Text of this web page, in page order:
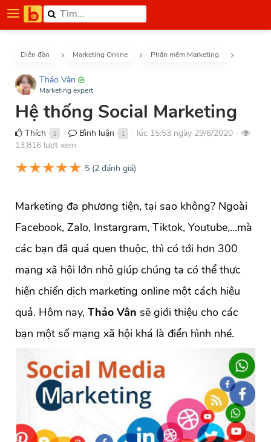
Diễn đàn Marketing Online Phần mềm Marketing
Thảo Vân
Marketing expert
Hệ thống Social Marketing
Thích 1 ● Bình luận 1 ● lúc 15:53 ngày 29/6/2020 ●
13,816 lượt xem
★★★★★ 5 (2 đánh giá)
Marketing đa phương tiện, tại sao không? Ngoài
Facebook, Zalo, Instargram, Tiktok, Youtube,...mà
các bạn đã quá quen thuộc, thì có tới hơn 300
mạng xã hội lớn nhỏ giúp chúng ta có thể thực
hiện chiến dịch marketing online một cách hiệu
quả. Hôm nay, Thảo Vân sẽ giới thiệu cho các
bạn một số mạng xã hội khá là điển hình nhé.